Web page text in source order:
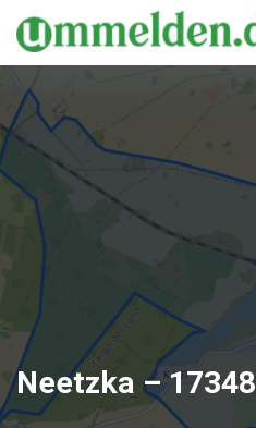
Neetzka – 17348